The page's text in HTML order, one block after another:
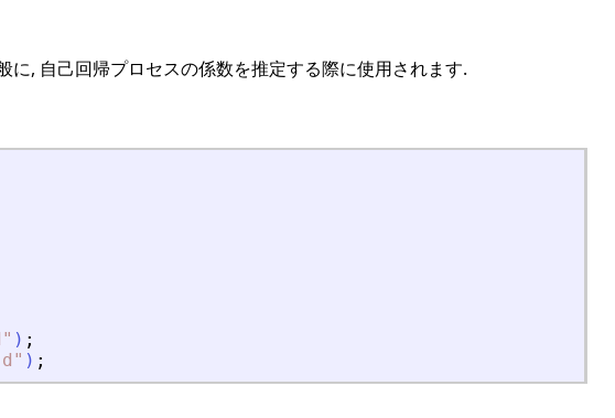
, 自己回帰プロセスの係数を推定する際に使用されます.
" ) ;
d " ) ;